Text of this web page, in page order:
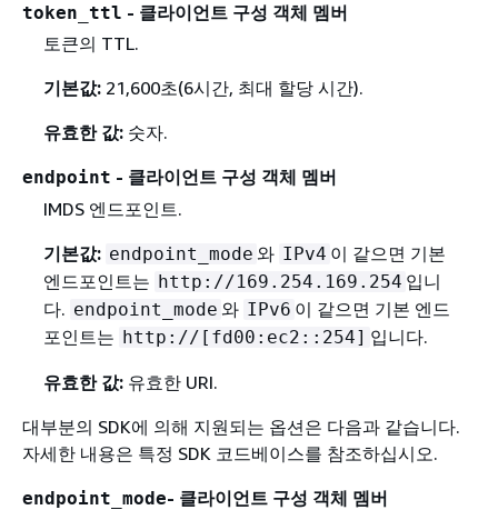
token_ttl - 클라이언트 구성 객체 멤버
토큰의 TTL.
기본값:21,600초(6시간, 최대 할당 시간).
유효한 값:숫자.
endpoint - 클라이언트 구성 객체 멤버
IMDS 엔드포인트.
기본값: endpoint_mode 와 IPv4 이 같으면 기본
엔드포인트는 http://169.254.169.254 입니
다. endpoint_mode 와 IPv6 이 같으면 기본 엔드
포인트는 http://[fd00:ec2::254] 입니다.
유효한 값:유효한 URI.
대부분의 SDK에 의해 지원되는 옵션은 다음과 같습니다.
자세한 내용은 특정 SDK 코드베이스를 참조하십시오.
endpoint_mode- 클라이언트 구성 객체 멤버